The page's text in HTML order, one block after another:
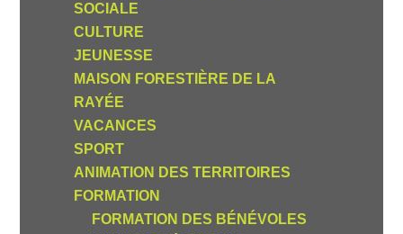
SOCIALE
CULTURE
JEUNESSE
MAISON FORESTIÈRE DE LA
RAYÉE
VACANCES
SPORT
ANIMATION DES TERRITOIRES
FORMATION
FORMATION DES BÉNÉVOLES